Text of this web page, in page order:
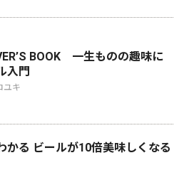
BOOK 一生ものの趣味に
入門
ユキ
かる ビールが10倍美味しくなる